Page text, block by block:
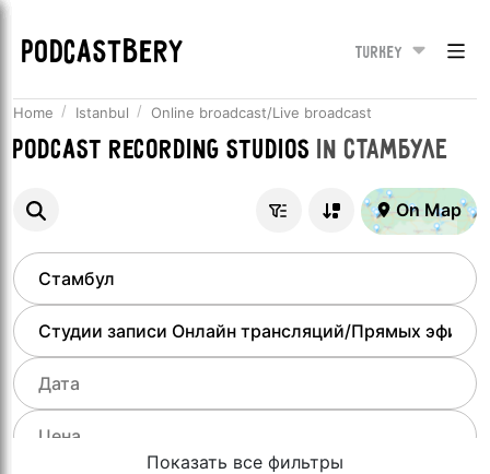
PODCASTBERY Turkey
Home Istanbul Online broadcast/Live broadcast
Podcast recording studios inСтамбуле
On Map
Показать все фильтры